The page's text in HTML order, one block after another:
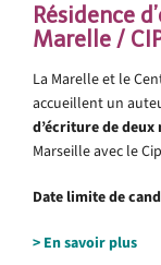
Résidence
Marelle /
La Marelle et le
accueillent un
d’écriture de deux
Marseille avec le
Date limite de
> En savoir plus